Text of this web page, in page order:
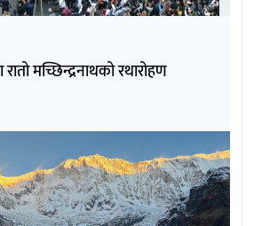
मच्छिन्द्रनाथको रथारोहण